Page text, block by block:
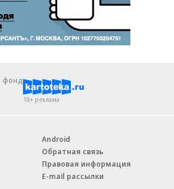
фонд
18+ реклама
Android
Обратная связь
Правовая информация
E-mail рассылки